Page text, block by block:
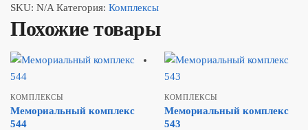
SKU: N/A Категория: Комплексы
Похожие товары
КОМПЛЕКСЫ
Мемориальный комплекс
544
КОМПЛЕКСЫ
Мемориальный комплекс
543